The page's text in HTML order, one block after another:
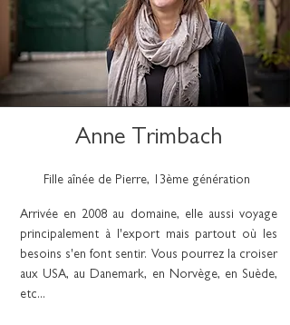
Anne Trimbach
Fille aînée de Pierre, 13ème génération
Arrivée en 2008 au domaine, elle aussi voyage
principalement à l'export mais partout où les
besoins s'en font sentir. Vous pourrez la croiser
aux USA, au Danemark, en Norvège, en Suède,
etc...